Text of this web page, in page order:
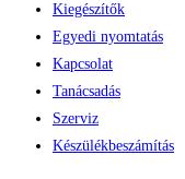
Kiegészítők
Egyedi nyomtatás
Kapcsolat
Tanácsadás
Szerviz
Készülékbeszámítás